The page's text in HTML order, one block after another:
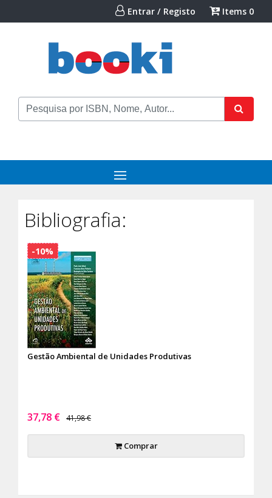
Entrar / Registo Items 0
Bibliografia:
Gestão Ambiental de Unidades Produtivas
37,78 € 41,98 €
Comprar
-10%